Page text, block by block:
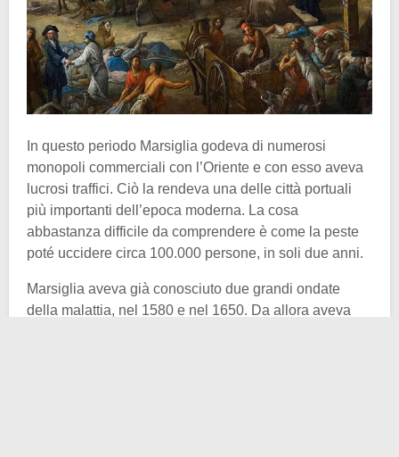
In questo periodo Marsiglia godeva di numerosi
monopoli commerciali con l’Oriente e con esso aveva
lucrosi traffici. Ciò la rendeva una delle città portuali
più importanti dell’epoca moderna. La cosa
abbastanza difficile da comprendere è come la peste
poté uccidere circa 100.000 persone, in soli due anni.
Marsiglia aveva già conosciuto due grandi ondate
della malattia, nel 1580 e nel 1650. Da allora aveva